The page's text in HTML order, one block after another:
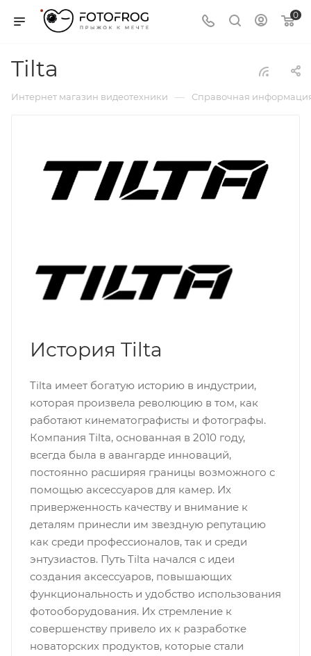
0
Tilta
Интернет магазин видеотехники — Справочная
История Tilta
Tilta имеет богатую историю в индустрии,
которая произвела революцию в том, как
работают кинематографисты и фотографы.
Компания Tilta, основанная в 2010 году,
всегда была в авангарде инноваций,
постоянно расширяя границы возможного с
помощью аксессуаров для камер. Их
приверженность качеству и внимание к
деталям принесли им звездную репутацию
как среди профессионалов, так и среди
энтузиастов. Путь Tilta начался с идеи
создания аксессуаров, повышающих
функциональность и удобство использования
фотооборудования. Их стремление к
совершенству привело их к разработке
новаторских продуктов, которые стали